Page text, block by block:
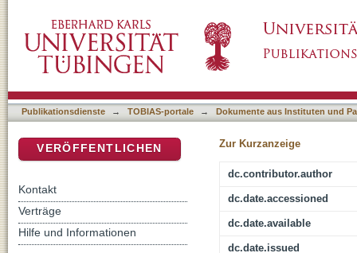
Publikationsdienste → TOBIAS-portale → Dokumente aus Instituten und
Zur Kurzanzeige
dc.contributor.author
dc.date.accessioned
dc.date.available
dc.date.issued
VERÖFFENTLICHEN
Kontakt
Verträge
Hilfe und Informationen